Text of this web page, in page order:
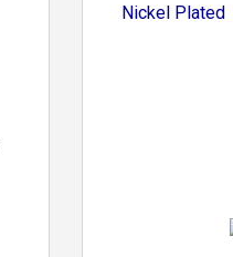
Nickel Plated